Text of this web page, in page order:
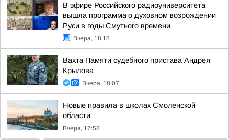
В эфире Российского радиоуниверситета
вышла программа о духовном возрождении
Руси в годы Смутного времени
Вчера, 18:18
Вахта Памяти судебного пристава Андрея
Крылова
Вчера, 18:07
Новые правила в школах Смоленской
области
Вчера, 17:58